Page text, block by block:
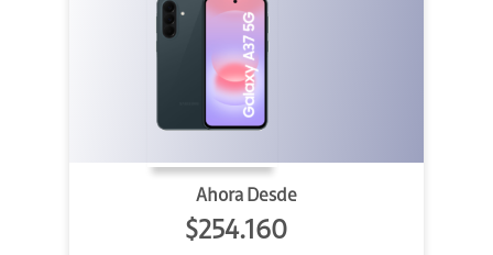
Ahora Desde
$254.160